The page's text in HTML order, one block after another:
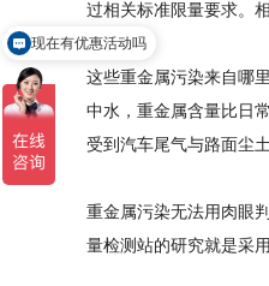
过相关标准限量要求。
这些重金属污染来自哪
中水，重金属含量比日
受到汽车尾气与路面尘
重金属污染无法用肉眼
量检测站的研究就是采
可以介绍下你们的产品么